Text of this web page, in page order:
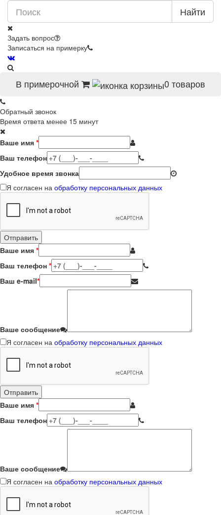
Найти
Задать вопрос
Записаться на примерку
В примерочной 0 товаров
Обратный звонок
Время ответа менее 15 минут
Ваше имя *
Ваш телефон
Удобное время звонка
Я согласен на обработку персональных данных
Ваше имя *
Ваш телефон *
Ваш e-mail*
Ваше сообщение
Я согласен на обработку персональных данных
Ваше имя *
Ваш телефон
Ваше сообщение
Я согласен на обработку персональных данных